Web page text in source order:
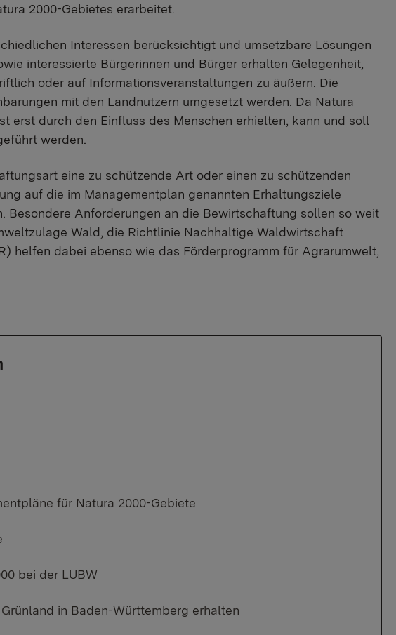
2000-Gebietes erarbeitet.
Interessen berücksichtigt und umsetzbare Lösungen
interessierte Bürgerinnen und Bürger erhalten Gelegenheit,
oder auf Informationsveranstaltungen zu äußern. Die
mit den Landnutzern umgesetzt werden. Da Natura
erst durch den Einfluss des Menschen erhielten, kann und soll
werden.
eine zu schützende Art oder einen zu schützenden
auf die im Managementplan genannten Erhaltungsziele
Anforderungen an die Bewirtschaftung sollen so weit
Wald, die Richtlinie Nachhaltige Waldwirtschaft
helfen dabei ebenso wie das Förderprogramm für Agrarumwelt,
für Natura 2000-Gebiete
bei der LUBW
in Baden-Württemberg erhalten